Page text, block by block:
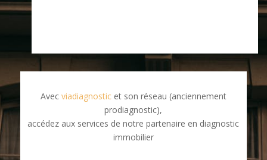
Avec viadiagnosticet son réseau (anciennement
prodiagnostic),
accédez aux services de notre partenaire en diagnostic
immobilier